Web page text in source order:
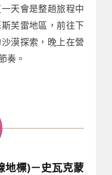
天會是整趟旅程中
芙雷地區，前往下
漠探索，晚上在營
奏。
地標)－史瓦克蒙